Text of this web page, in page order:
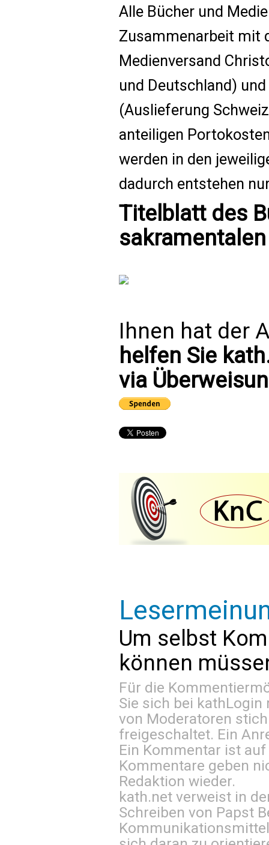
Alle Bücher und
Zusammenarbeit mit
Medienversand
und Deutschland)
(Auslieferung
anteiligen
werden in den
dadurch entstehen
Titelblatt des
Ihnen hat der
helfen Sie
via
Um selbst
können
Für die
Sie sich bei kathLogin
von Moderatoren
freigeschaltet. Ein
Ein Kommentar ist
Kommentare geben
Redaktion wieder.
kath.net verweist in
Schreiben von Papst